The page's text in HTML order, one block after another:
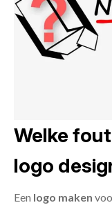
Welke
logo
Een logo maken